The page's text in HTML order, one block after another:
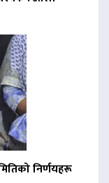
निर्णयहरू